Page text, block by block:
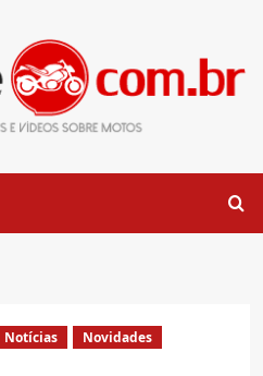
Notícias
Novidades